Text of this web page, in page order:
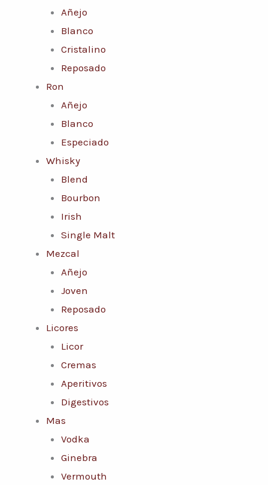
Añejo
Blanco
Cristalino
Reposado
Ron
Añejo
Blanco
Especiado
Whisky
Blend
Bourbon
Irish
Single Malt
Mezcal
Añejo
Joven
Reposado
Licores
Licor
Cremas
Aperitivos
Digestivos
Mas
Vodka
Ginebra
Vermouth